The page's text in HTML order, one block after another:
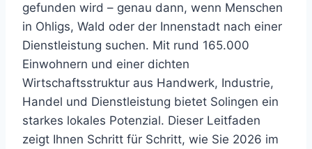
gefunden wird – genau dann, wenn Menschen
in Ohligs, Wald oder der Innenstadt nach einer
Dienstleistung suchen. Mit rund 165.000
Einwohnern und einer dichten
Wirtschaftsstruktur aus Handwerk, Industrie,
Handel und Dienstleistung bietet Solingen ein
starkes lokales Potenzial. Dieser Leitfaden
zeigt Ihnen Schritt für Schritt, wie Sie 2026 im